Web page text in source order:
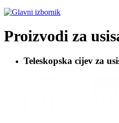
Proizvodi za
Teleskopska cijev za